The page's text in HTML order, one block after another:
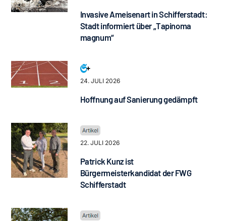
Invasive Ameisenart in Schifferstadt:
Stadt informiert über „Tapinoma
magnum“
24. JULI 2026
Hoffnung auf Sanierung gedämpft
22. JULI 2026
Patrick Kunz ist
Bürgermeisterkandidat der FWG
Schifferstadt